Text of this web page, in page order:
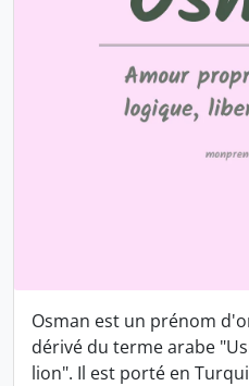
Osman est un prénom
dérivé du terme arabe
lion". Il est porté en